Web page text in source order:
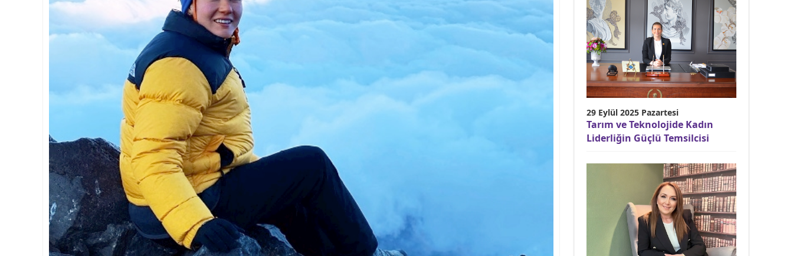
29 Eylül 2025 Pazartesi
Tarım ve Teknolojide Kadın
Liderliğin Güçlü Temsilcisi